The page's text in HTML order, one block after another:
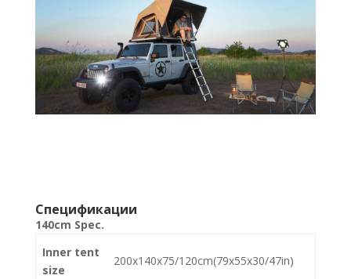
Спецификации
140cm Spec.
Inner tent
size
200x140x75/120cm(79x55x30/47in)